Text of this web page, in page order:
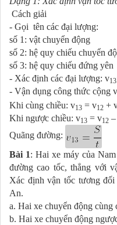
Cách giải
- Gọi tên các đại lượng:
số 1: vật chuyển động
số 2: hệ quy chiếu chuyển
số 3: hệ quy chiếu đứng yên
- Xác định các đại lượng: v13
- Vận dụng công thức cộng
Khi cùng chiều: v13 = v12 +
Khi ngược chiều: v13 = v12
Quãng đường:
Bài 1: Hai xe máy của
đường cao tốc, thẳng với
Xác định vận tốc tương
An.
a. Hai xe chuyển động cùng
b. Hai xe chuyển động